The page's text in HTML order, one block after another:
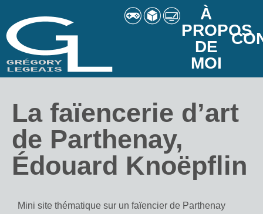
À
PROPOS
DE
MOI
La faïencerie d’art
de Parthenay,
Édouard Knoëpflin
Mini site thématique sur un faïencier de Parthenay